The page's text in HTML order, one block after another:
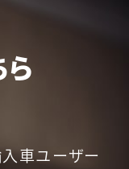
車ユーザー